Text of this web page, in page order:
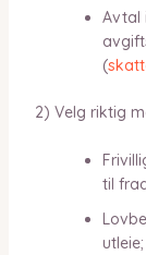
Avtal
(
2) Velg riktig
til